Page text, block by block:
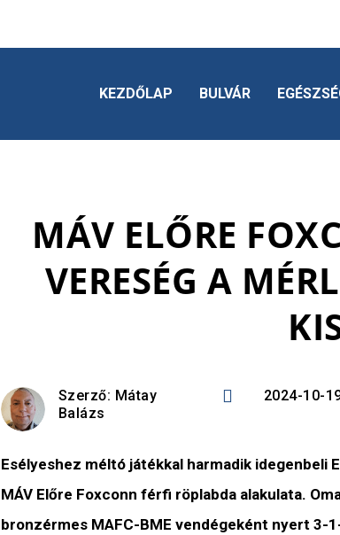
KEZDŐLAP BULVÁR
MÁV ELŐRE
VERESÉG A
Szerző: Mátay
Balázs
 2024-10-
Esélyeshez méltó játékkal harmadik idegenbeli
MÁV Előre Foxconn férfi röplabda alakulata.
bronzérmes MAFC-BME vendégeként nyert 3-